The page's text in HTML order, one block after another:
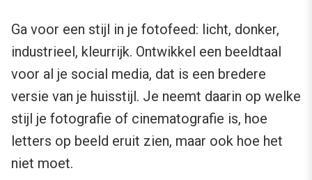
Ga voor een stijl in je fotofeed: licht, donker,
industrieel, kleurrijk. Ontwikkel een beeldtaal
voor al je social media, dat is een bredere
versie van je huisstijl. Je neemt daarin op welke
stijl je fotografie of cinematografie is, hoe
letters op beeld eruit zien, maar ook hoe het
niet moet.